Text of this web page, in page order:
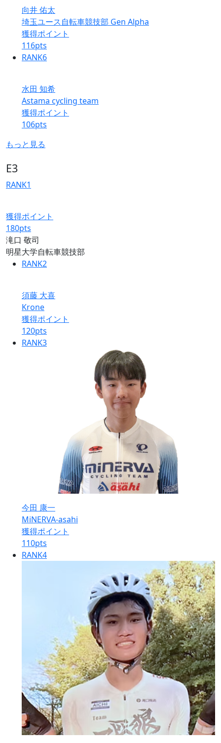
向井 佑太
埼玉ユース自転車競技部 Gen Alpha
獲得ポイント
116pts
RANK6
水田 知希
Astama cycling team
獲得ポイント
106pts
もっと見る
E3
RANK1
獲得ポイント
180pts
滝口 敬司
明星大学自転車競技部
RANK2
須藤 大喜
Krone
獲得ポイント
120pts
RANK3
今田 康一
MiNERVA-asahi
獲得ポイント
110pts
RANK4